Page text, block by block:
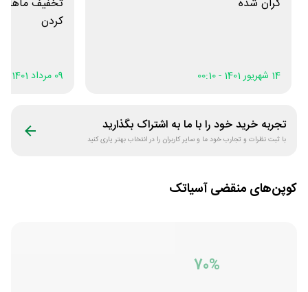
گران شده
14 شهریور 1401 - 00:10
تخفیف
کردن
09 مرداد 1401 - 11:04
تجربه خرید خود را با ما به اشتراک بگذارید
با ثبت نظرات و تجارب خود ما و سایر کاربران را در انتخاب بهتر یاری کنید
کوپن‌های منقضیآسیاتک
70%